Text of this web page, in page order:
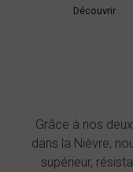
Découvrir
Grâce à nos
dans la Nièvre,
supérieur,